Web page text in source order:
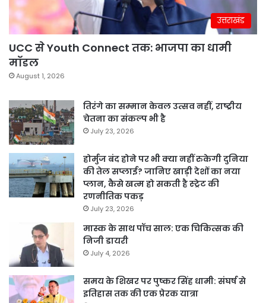
उत्तराखंड
UCC से Youth Connect तक: भाजपा का धामी
मॉडल
August 1, 2026
तिरंगे का सम्मान केवल उत्सव नहीं, राष्ट्रीय
चेतना का संकल्प भी है
July 23, 2026
होर्मुज बंद होने पर भी क्या नहीं रुकेगी दुनिया
की तेल सप्लाई? जानिए खाड़ी देशों का नया
प्लान, कैसे खत्म हो सकती है स्ट्रेट की
रणनीतिक पकड़
July 23, 2026
मास्क के साथ पॉच साल: एक चिकित्सक की
निजी डायरी
July 4, 2026
समय के शिखर पर पुष्कर सिंह धामी: संघर्ष से
इतिहास तक की एक प्रेरक यात्रा